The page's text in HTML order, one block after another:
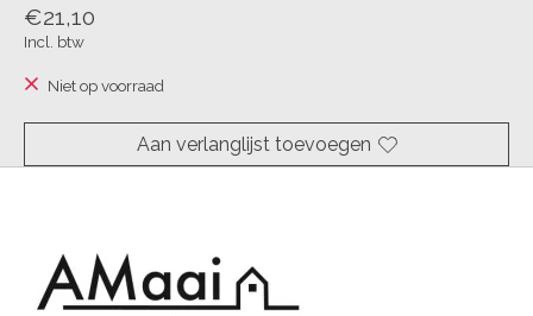
€21,10
Incl. btw
Niet op voorraad
Aan verlanglijst toevoegen